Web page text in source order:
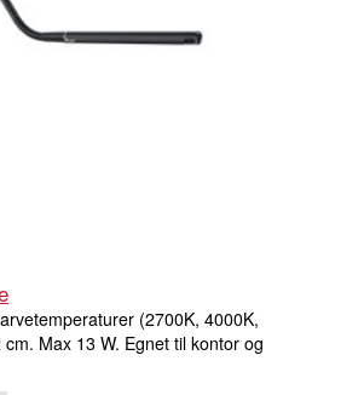
(2700K, 4000K,
Max 13 W. Egnet til kontor og